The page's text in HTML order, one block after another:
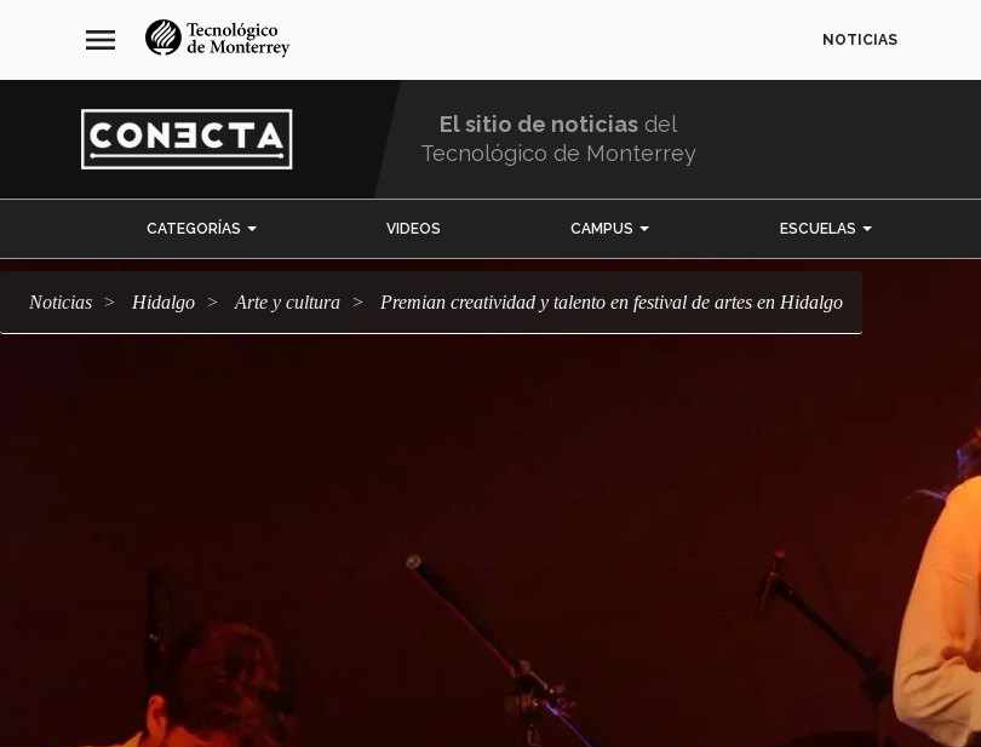
navegación
principal
menu NOTICIAS
El sitio de noticias del
Tecnológico de Monterrey
CATEGORÍAS VIDEOS CAMPUS ESCUELAS
Noticias Hidalgo arte y cultura Premian creatividad y talento en festival de artes en Hidalgo